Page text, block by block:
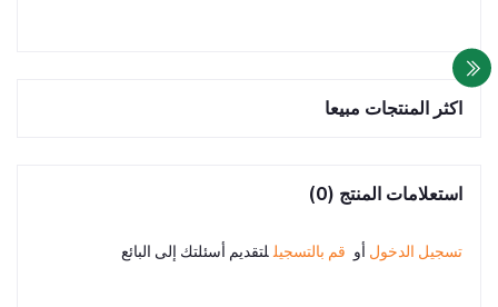
اكثر المنتجات مبيعا
استعلامات المنتج (0)
تسجيل الدخول أو قم بالتسجيل لتقديم أسئلتك إلى البائع